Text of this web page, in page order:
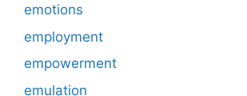
emotions
employment
empowerment
emulation